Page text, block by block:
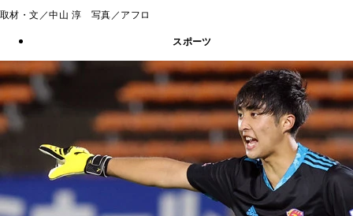
取材・文／中山 淳 写真／アフロ
スポーツ